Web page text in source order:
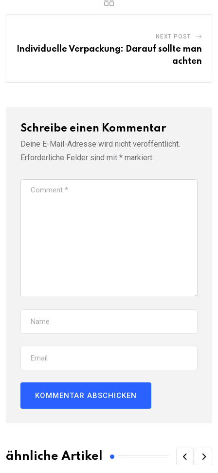
NEXT POST
Individuelle Verpackung: Darauf sollte man
achten
Schreibe einen Kommentar
Deine E-Mail-Adresse wird nicht veröffentlicht.
Erforderliche Felder sind mit * markiert
ähnliche Artikel